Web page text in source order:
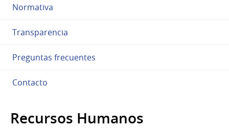
Normativa
Transparencia
Preguntas frecuentes
Contacto
Recursos Humanos